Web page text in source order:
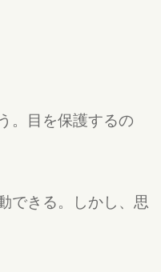
。目を保護するの
できる。しかし、思